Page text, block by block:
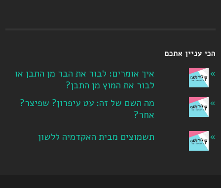
הכי עניין אתכם
איך אומרים: לבור את הבר מן התבן או
לבור את המוץ מן התבן?
מה השם של זה: עט עיפרון? שפיצר?
אחר?
תשמוצים מבית האקדמיה ללשון